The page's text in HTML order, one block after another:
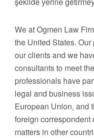
We at Ogmen Law
the United States.
our clients and we
consultants to meet
professionals have
legal and business
European Union, and
foreign
matters in other